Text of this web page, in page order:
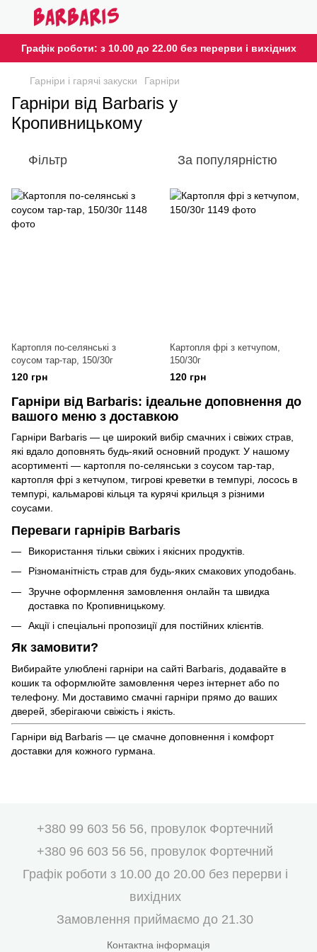
Графік роботи: з 10.00 до 22.00 без перерви і вихідних
Гарніри і гарячі закуски Гарніри
Гарніри від Barbaris у
Кропивницькому
Фільтр За популярністю
Картопля по-селянські з
соусом тар-тар, 150/30г
120 грн
Картопля фрі з кетчупом,
150/30г
120 грн
Гарніри від Barbaris: ідеальне доповнення до
вашого меню з доставкою
Гарніри Barbaris — це широкий вибір смачних і свіжих страв,
які вдало доповнять будь-який основний продукт. У нашому
асортименті — картопля по-селянськи з соусом тар-тар,
картопля фрі з кетчупом, тигрові креветки в темпурі, лосось в
темпурі, кальмарові кільця та курячі крильця з різними
соусами.
Переваги гарнірів Barbaris
Використання тільки свіжих і якісних продуктів.
Різноманітність страв для будь-яких смакових уподобань.
Зручне оформлення замовлення онлайн та швидка
доставка по Кропивницькому.
Акції і спеціальні пропозиції для постійних клієнтів.
Як замовити?
Вибирайте улюблені гарніри на сайті Barbaris, додавайте в
кошик та оформлюйте замовлення через інтернет або по
телефону. Ми доставимо смачні гарніри прямо до ваших
дверей, зберігаючи свіжість і якість.
Гарніри від Barbaris — це смачне доповнення і комфорт
доставки для кожного гурмана.
+380 99 603 56 56, провулок Фортечний
+380 96 603 56 56, провулок Фортечний
Графік роботи з 10.00 до 20.00 без перерви і
вихідних
Замовлення приймаємо до 21.30
Контактна інформація